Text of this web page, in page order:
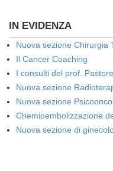
IN EVIDENZA
Nuova sezione Chirurgia
Il Cancer Coaching
I consulti del prof.
Nuova sezione
Nuova sezione
Chemioembolizzazione
Nuova sezione di